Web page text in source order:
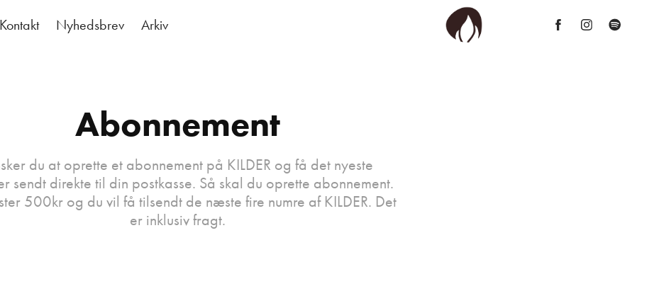
Kontakt Nyhedsbrev Arkiv
Abonnement
du at oprette et abonnement på KILDER og få det nyeste
sendt direkte til din postkasse. Så skal du oprette abonnement.
500kr og du vil få tilsendt de næste fire numre af KILDER. Det
er inklusiv fragt.